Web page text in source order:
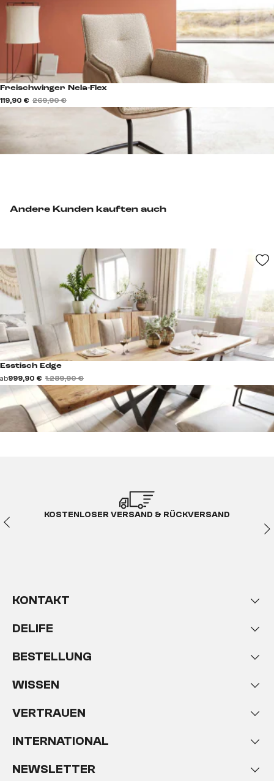
Andere Kunden kauften auch
Esstisch Edge
ab999,90 € 1.289,90 €
Freischwinger Nela-Flex
119,90 € 269,90 €
KOSTENLOSER VERSAND & RÜCKVERSAND
KONTAKT
DELIFE
BESTELLUNG
WISSEN
VERTRAUEN
INTERNATIONAL
NEWSLETTER